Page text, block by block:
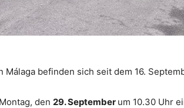
befinden sich seit dem 16.
den 29. September um 10.30 Uhr